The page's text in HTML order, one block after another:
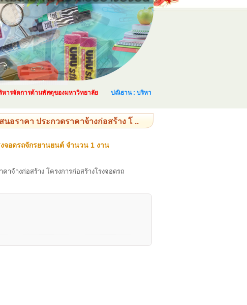
ดการด้านพัสดุของมหาวิทยาลัย ปณิธาน : บริหารและจัดการด้านพัสดุอย่างเป็นระบบ และ
นอราคา ประกวดราคาจ้างก่อสร้าง โ ..
จอดรถจักรยานยนต์ จำนวน 1 งาน
จ้างก่อสร้าง โครงการก่อสร้างโรงจอดรถ